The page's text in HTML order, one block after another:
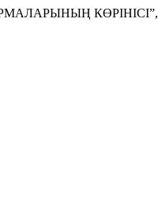
КӨРІНІСІ”,